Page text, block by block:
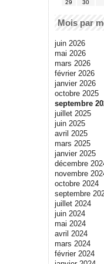
29
30
Mois par
juin 2026
mai 2026
mars 2026
février 2026
janvier 2026
octobre 2025
septembre
juillet 2025
juin 2025
avril 2025
mars 2025
janvier 2025
décembre
novembre
octobre 2024
septembre
juillet 2024
juin 2024
mai 2024
avril 2024
mars 2024
février 2024